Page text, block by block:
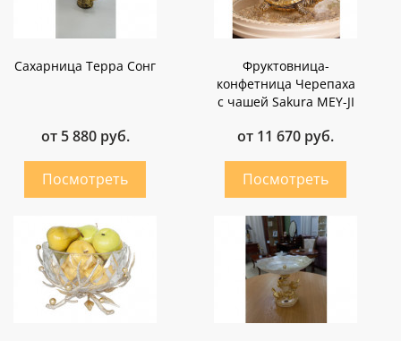
Сахарница Терра Сонг
от 5 880 руб.
Фруктовница-
конфетница Черепаха
с чашей Sakura MEY-JI
от 11 670 руб.